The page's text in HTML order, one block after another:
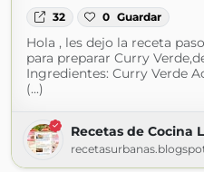
32 0 Guardar
Hola , les dejo la receta
para preparar Curry
Ingredientes: Curry Verde
(...)
Recetas de Cocina